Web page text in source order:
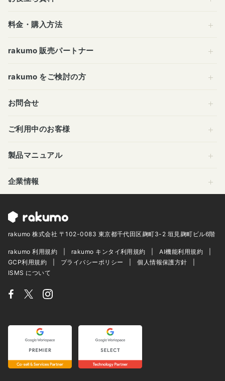
料金・購入方法
rakumo 販売パートナー
rakumo をご検討の方
お問合せ
ご利用中のお客様
製品マニュアル
企業情報
rakumo 株式会社 〒102-0083 東京都千代田区麹町3-2 垣見麹町ビル6階
rakumo 利用規約 rakumo キンタイ利用規約
AI機能利用規約
GCP利用規約
プライバシーポリシー
個人情報保護方針
ISMS について